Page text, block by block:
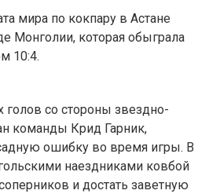
мира по кокпару в Астане
Монголии, которая обыграла
10:4.
голов со стороны звездно-
команды Крид Гарник,
ошибку во время игры. В
наездниками ковбой
и достать заветную